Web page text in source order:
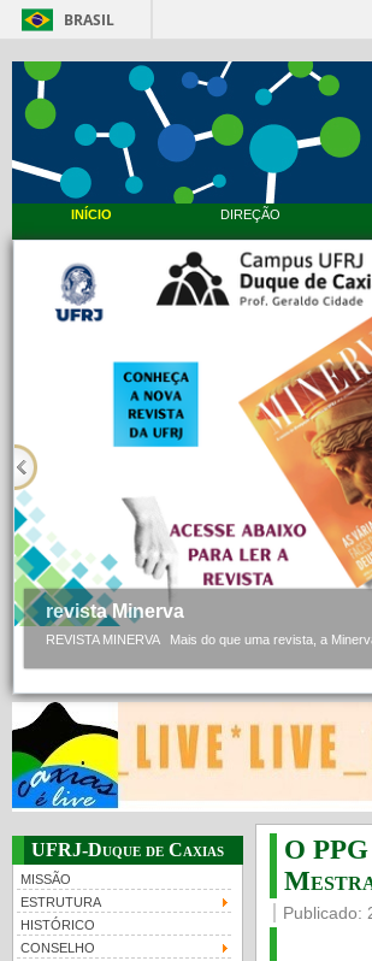
BRASIL
INÍCIO DIREÇÃO
revista Minerva
REVISTA MINERVA Mais do que uma revista, a
UFRJ-Duque de Caxias
MISSÃO
ESTRUTURA
HISTÓRICO
CONSELHO
O
Publicado: